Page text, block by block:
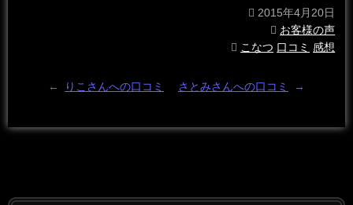
2015年4月20日
お客様の声
こなつ 口コミ 感想
← りこさんへの口コミ さとみさんへの口コミ →